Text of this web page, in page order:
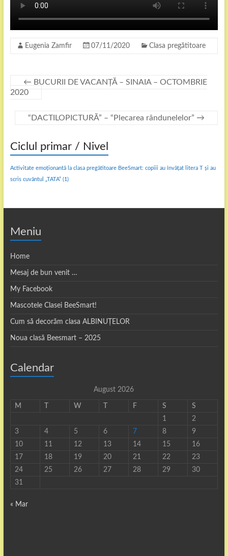
Eugenia Zamfir 07/11/2020 Clasa pregătitoare
← BUCURII DE VACANȚĂ – SINAIA – OCTOMBRIE
2020
“DACTILOPICTURĂ” – “Plecarea rândunelelor” →
Ciclul primar / Nivel
Activitate emoționantă la clasa pregătitoare BeeSmart: copiii au învățat litera T și au
scris cuvântul „TATA”(1)
Meniu
Home
Mesaj de bun venit …
My Facebook
Mascotele Clasei BeeSmart!
Cum să decorăm clasa ALBINUȚELOR
Noua clasă Beesmart – 2025
Calendar
August 2026
M T W T F S
S
1
2
3
4 5 6 7 8
9
10
11 12 13 14 15
16
17
18 19 20 21 22
23
24
25 26 27 28 29
30
31
« Mar